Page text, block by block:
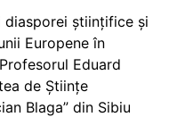
diasporei științifice și
Europene în
Eduard
de Științe
Blaga” din Sibiu